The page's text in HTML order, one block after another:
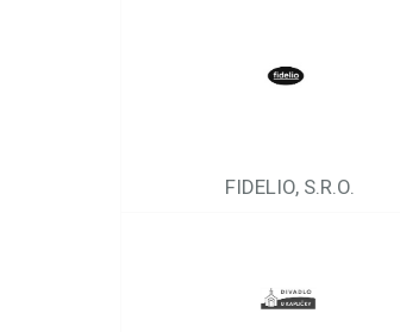
FIDELIO, S.R.O.